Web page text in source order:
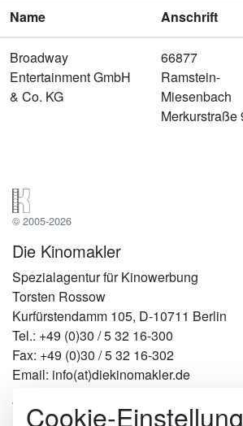
Name Anschrift
Broadway
Entertainment GmbH
& Co. KG
66877
Ramstein-
Miesenbach
Merkurstraße
© 2005-2026
Die Kinomakler
Spezialagentur für Kinowerbung
Torsten Rossow
Kurfürstendamm 105, D-10711 Berlin
Tel.: +49 (0)30 / 5 32 16-300
Fax: +49 (0)30 / 5 32 16-302
Email: info(at)diekinomakler.de
Werben in Städten
Cookie-